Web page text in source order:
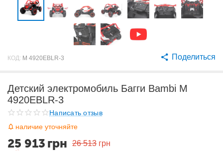
КОД: M 4920EBLR-3 Поделиться
Детский электромобиль Багги Bambi M
4920EBLR-3
Написать отзыв
наличие уточняйте
26 513 грн
25 913 грн